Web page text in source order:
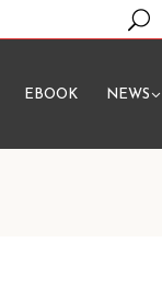
prodotto
EBOOK NEWS